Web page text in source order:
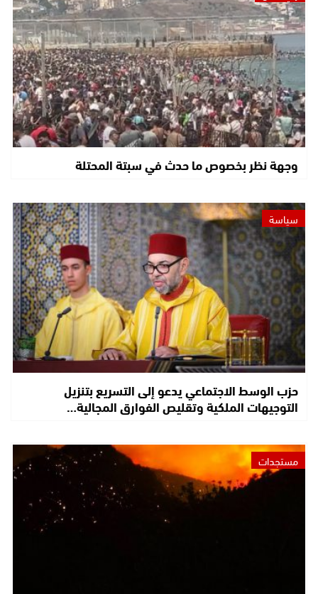
وجهة نظر بخصوص ما حدث في سبتة المحتلة
سياسة
حزب الوسط الاجتماعي يدعو إلى التسريع بتنزيل
التوجيهات الملكية وتقليص الفوارق المجالية…
مستجدات